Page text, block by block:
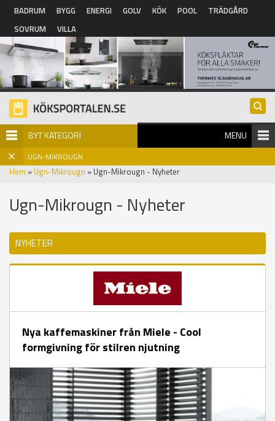
Hoppa till huvudinnehåll
BADRUM BYGG ENERGI GOLV KÖK POOL
TRÄDGÅRD
SOVRUM
VILLA
BYT KATEGORI MENU
UGN-MIKROUGN
Hem » Ugn-Mikrougn » Ugn-Mikrougn - Nyheter
Ugn-Mikrougn - Nyheter
NYHETER
Nya kaffemaskiner från Miele - Cool
formgivning för stilren njutning